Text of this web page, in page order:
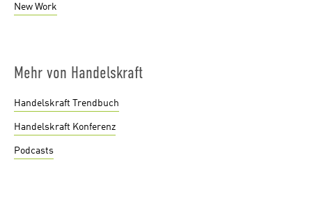
New Work
Mehr von Handelskraft
Handelskraft Trendbuch
Handelskraft Konferenz
Podcasts